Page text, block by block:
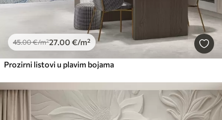
45.00€/m²27.00 €/m²
Prozirni listovi u plavim bojama